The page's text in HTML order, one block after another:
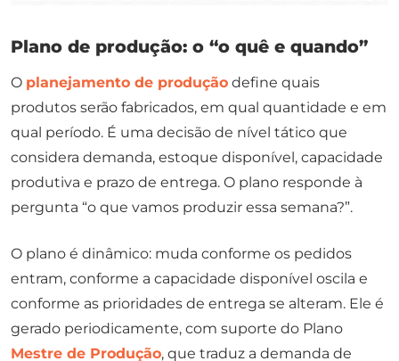
Plano de produção: o “o quê e quando”
O planejamento de produção define quais
produtos serão fabricados, em qual quantidade e em
qual período. É uma decisão de nível tático que
considera demanda, estoque disponível, capacidade
produtiva e prazo de entrega. O plano responde à
pergunta “o que vamos produzir essa semana?”.
O plano é dinâmico: muda conforme os pedidos
entram, conforme a capacidade disponível oscila e
conforme as prioridades de entrega se alteram. Ele é
gerado periodicamente, com suporte do Plano
Mestre de Produção, que traduz a demanda de